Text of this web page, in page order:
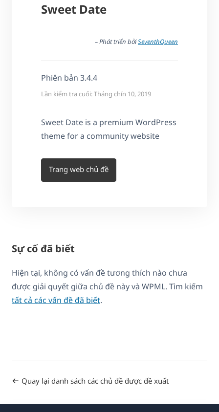
Sweet Date
– Phát triển bởiSeventhQueen
Phiên bản 3.4.4
Lần kiểm tra cuối: Tháng chín 10, 2019
Sweet Date is a premium WordPress
theme for a community website
Trang web chủ đề
Sự cố đã biết
Hiện tại, không có vấn đề tương thích nào chưa
được giải quyết giữa chủ đề này và WPML. Tìm kiếm
tất cả các vấn đề đã biết.
Quay lại danh sách các chủ đề được đề xuất